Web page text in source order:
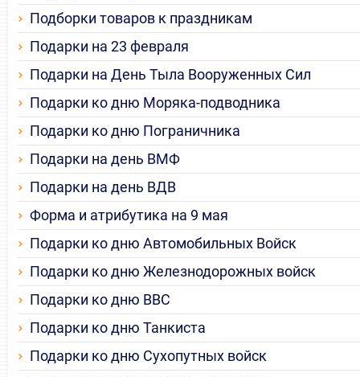
Подборки товаров к праздникам
Подарки на 23 февраля
Подарки на День Тыла Вооруженных Сил
Подарки ко дню Моряка-подводника
Подарки ко дню Пограничника
Подарки на день ВМФ
Подарки на день ВДВ
Форма и атрибутика на 9 мая
Подарки ко дню Автомобильных Войск
Подарки ко дню Железнодорожных войск
Подарки ко дню ВВС
Подарки ко дню Танкиста
Подарки ко дню Сухопутных войск